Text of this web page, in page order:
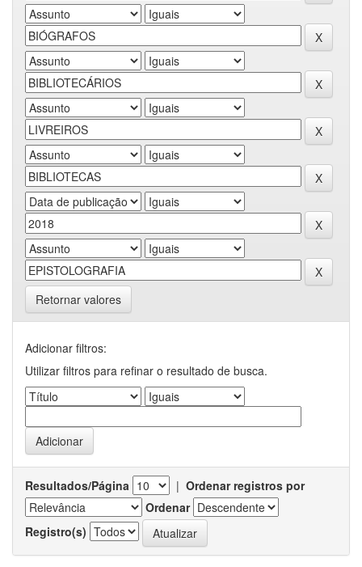
Retornar valores
Adicionar filtros:
Utilizar filtros para refinar o resultado de busca.
Resultados/Página | Ordenar registros por
Ordenar
Registro(s)